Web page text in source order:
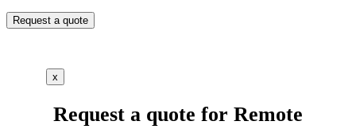
Request a quote
x
Request a quote for Remote